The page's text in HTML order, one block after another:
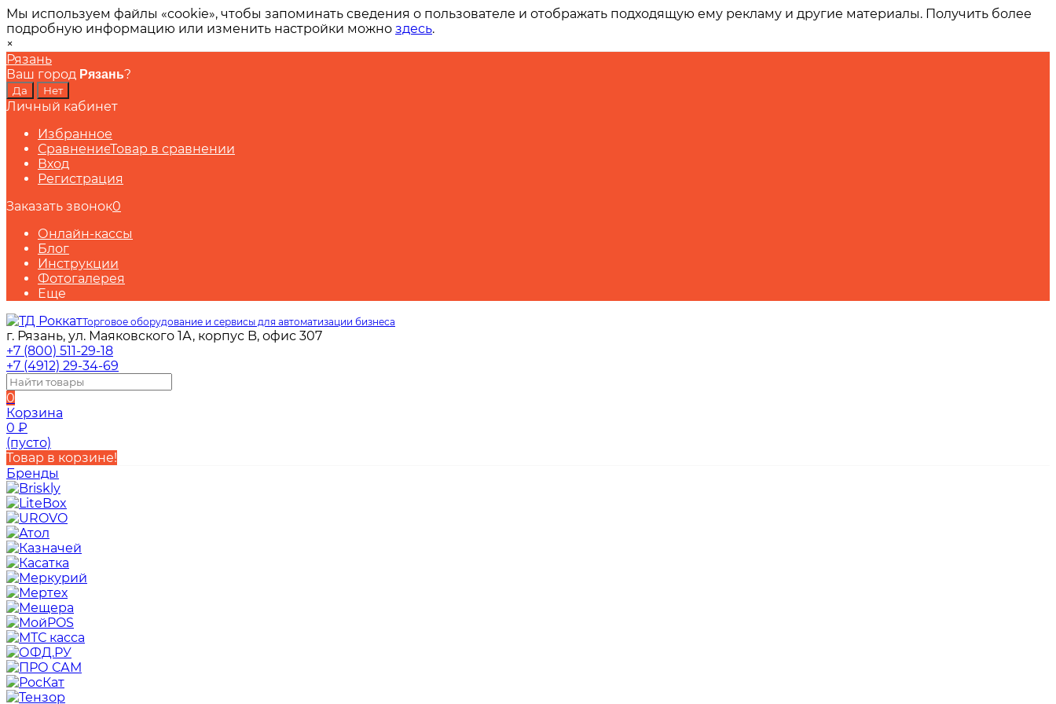
Мы используем файлы «cookie», чтобы запоминать сведения о пользователе и отображать подходящую ему рекламу и другие материалы. Получить более
подробную информацию или изменить настройки можно здесь.
×
Рязань
Ваш город Рязань?
Личный кабинет
Избранное
СравнениеТовар в сравнении
Вход
Регистрация
Заказать звонок0
Онлайн-кассы
Блог
Инструкции
Фотогалерея
Еще
Торговое оборудование и сервисы для автоматизации бизнеса
г. Рязань, ул. Маяковского 1А, корпус B, офис 307
+7 (800) 511-29-18
+7 (4912) 29-34-69
0
Корзина
0 ₽
(пусто)
Товар в корзине!
Бренды